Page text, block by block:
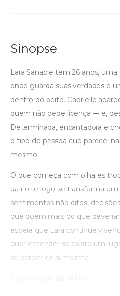
Sinopse
Lara Sanable tem 26 anos,
onde guarda suas verdades e
dentro do peito. Gabrielle
quem não pede licença — e,
Determinada, encantadora e
o tipo de pessoa que parece
mesmo.
O que começa com olhares
da noite logo se transforma
sentimentos não ditos,
que doem mais do que
espera que Lara continue
quer entender se existe um
se perder de si mesma.